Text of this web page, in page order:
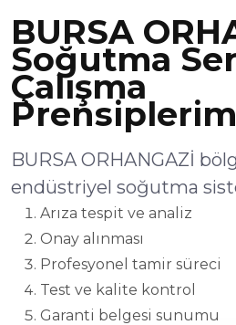
BURSA
Soğutma
Çalışma
BURSA ORHANGAZİ
endüstriyel soğutma
Arıza tespit ve analiz
Onay alınması
Profesyonel tamir süreci
Test ve kalite kontrol
Garanti belgesi sunumu